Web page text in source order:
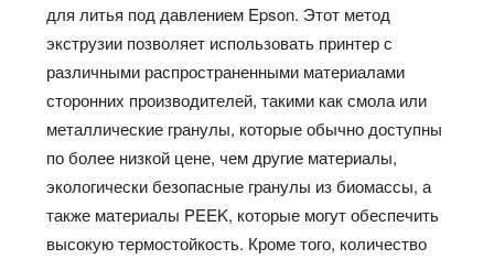
для литья под давлением Epson. Этот метод
экструзии позволяет использовать принтер с
различными распространенными материалами
сторонних производителей, такими как смола или
металлические гранулы, которые обычно доступны
по более низкой цене, чем другие материалы,
экологически безопасные гранулы из биомассы, а
также материалы PEEK, которые могут обеспечить
высокую термостойкость. Кроме того, количество